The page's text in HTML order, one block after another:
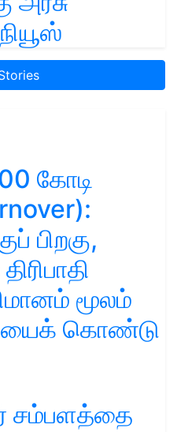
கோடி
பிறகு,
மூலம்
கொண்டு
சம்பளத்தை